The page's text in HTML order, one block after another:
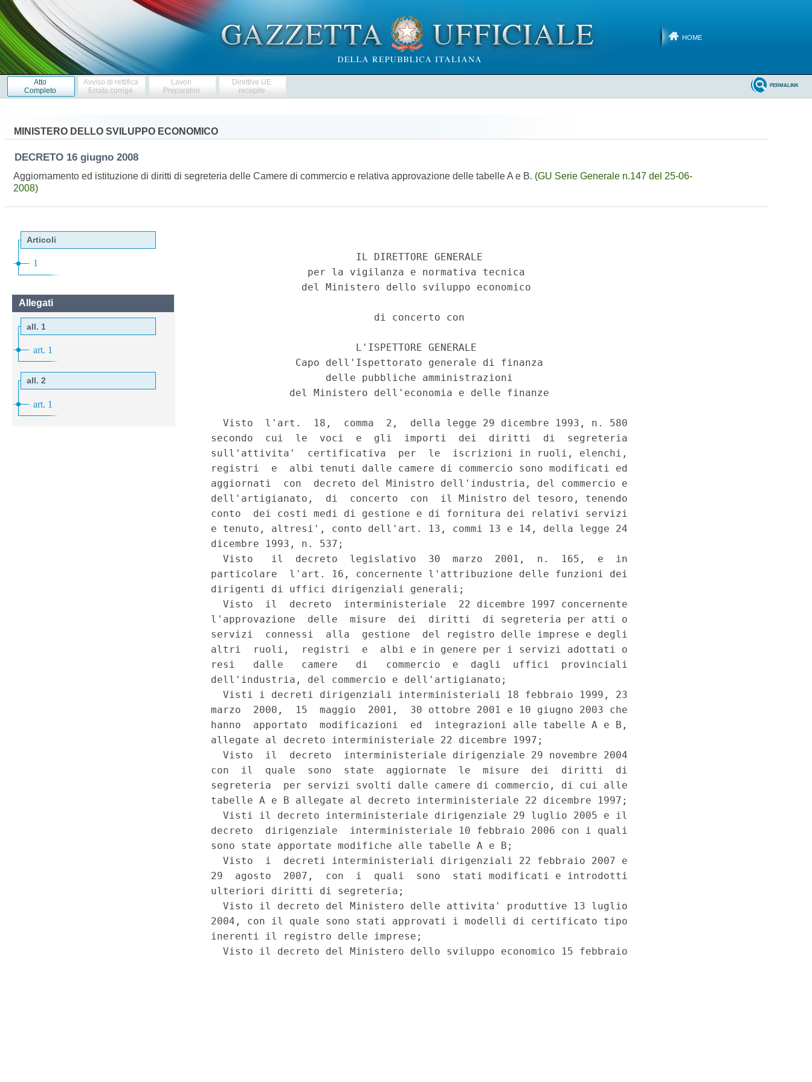
HOME
Atto
Completo
Avviso di rettifica
Errata corrige
Lavori
Preparatori
Direttive UE
recepite
PERMALINK
MINISTERO DELLO SVILUPPO ECONOMICO
DECRETO 16 giugno 2008
Aggiornamento ed istituzione di diritti di segreteria delle Camere di commercio e relativa approvazione delle tabelle A e B. (GU Serie Generale n.147 del 25-06-
2008)